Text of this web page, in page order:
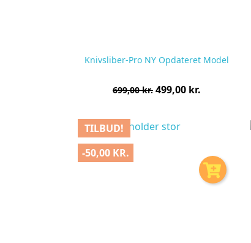
Knivsliber-Pro NY Opdateret Model
Normalpris
699,00 kr. Pris
499,00 kr.
TILBUD!
-50,00 KR.